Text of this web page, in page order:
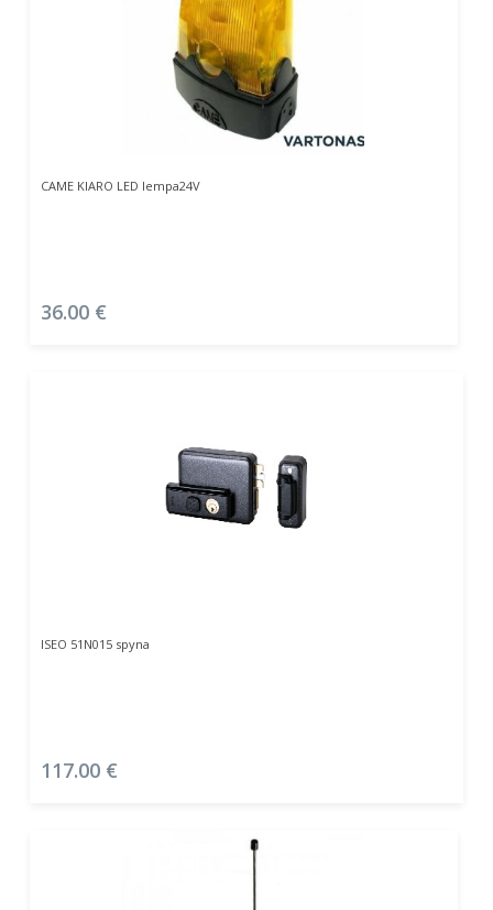
CAME KIARO LED lempa24V
36.00 €
ISEO 51N015 spyna
117.00 €